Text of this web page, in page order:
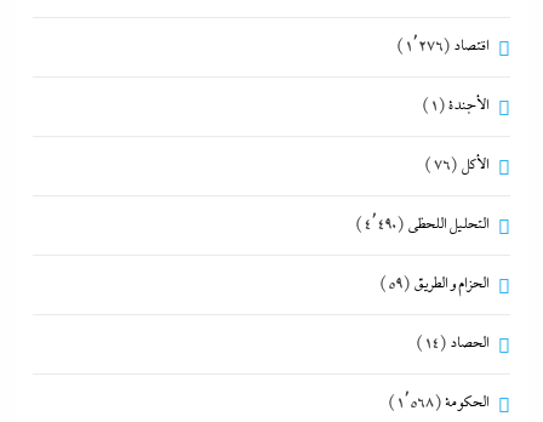
اقتصاد (1٬276)
الأجندة(1)
الأكل (76)
التحليل اللحظي (4٬490)
الحزام و الطريق (59)
الحصاد (14)
الحكومة(1٬568)